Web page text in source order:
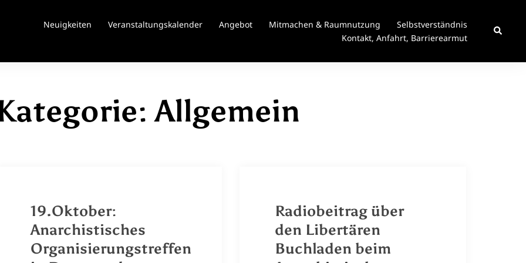
Neuigkeiten Veranstaltungskalender Angebot Mitmachen & Raumnutzung
Selbstverständnis
Kontakt, Anfahrt, Barrierearmut
Suche
Allgemein
19.Oktober:
Anarchistisches
Organisierungstreffen
Radiobeitrag über
den Libertären
Buchladen beim